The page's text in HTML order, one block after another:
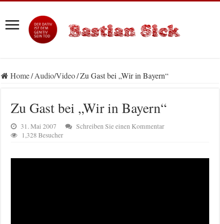
Home/Audio/Video/Zu Gast bei „Wir in Bayern“
Zu Gast bei „Wir in Bayern“
31. Mai 2007
Schreiben Sie einen Kommentar
1,328 Besucher